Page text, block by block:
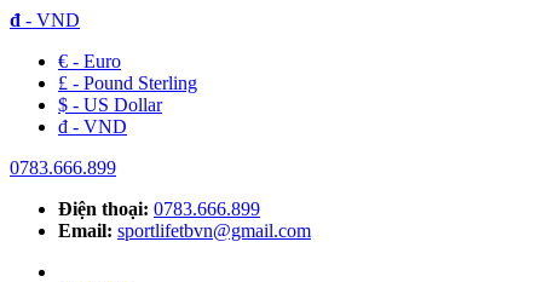
đ - VND
€ - Euro
£ - Pound Sterling
$ - US Dollar
đ - VND
0783.666.899
Điện thoại: 0783.666.899
Email: sportlifetbvn@gmail.com